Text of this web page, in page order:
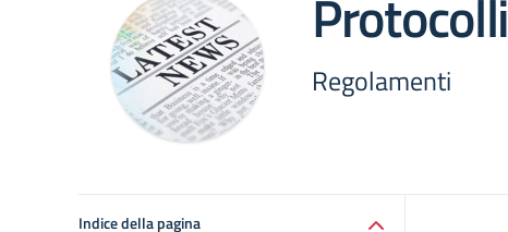
Protocolli
Regolamenti
Indice della pagina